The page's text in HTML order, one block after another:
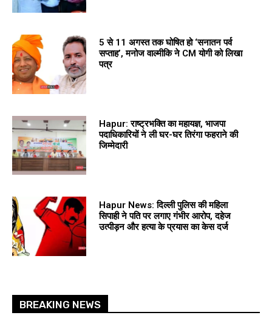
5 से 11 अगस्त तक घोषित हो ‘सनातन पर्व
सप्ताह’, मनोज वाल्मीकि ने CM योगी को लिखा
पत्र
Hapur: राष्ट्रभक्ति का महायज्ञ, भाजपा
पदाधिकारियों ने ली घर-घर तिरंगा फहराने की
जिम्मेदारी
Hapur News: दिल्ली पुलिस की महिला
सिपाही ने पति पर लगाए गंभीर आरोप, दहेज
उत्पीड़न और हत्या के प्रयास का केस दर्ज
BREAKING NEWS